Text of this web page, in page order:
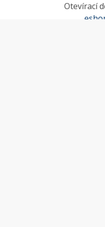
Otevírací